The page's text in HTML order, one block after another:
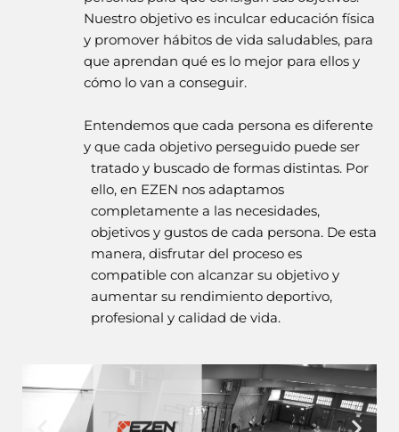
Nuestro objetivo es inculcar educación física
y promover hábitos de vida saludables, para
que aprendan qué es lo mejor para ellos y
cómo lo van a conseguir.
Entendemos que cada persona es diferente
y que cada objetivo perseguido puede ser
tratado y buscado de formas distintas. Por
ello, en EZEN nos adaptamos
completamente a las necesidades,
objetivos y gustos de cada persona. De esta
manera, disfrutar del proceso es
compatible con alcanzar su objetivo y
aumentar su rendimiento deportivo,
profesional y calidad de vida.